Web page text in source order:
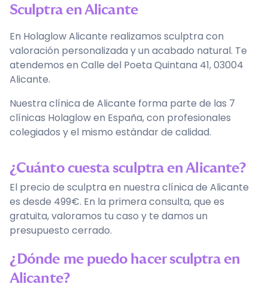
SculptraenAlicante
En Holaglow Alicante realizamos sculptra con
valoración personalizada y un acabado natural. Te
atendemos en Calle del Poeta Quintana 41, 03004
Alicante.
Nuestra clínica de Alicante forma parte de las 7
clínicas Holaglow en España, con profesionales
colegiados y el mismo estándar de calidad.
¿Cuánto cuesta sculptra en Alicante?
El precio de sculptra en nuestra clínica de Alicante
es desde 499€. En la primera consulta, que es
gratuita, valoramos tu caso y te damos un
presupuesto cerrado.
¿Dónde me puedo hacer sculptra en
Alicante?